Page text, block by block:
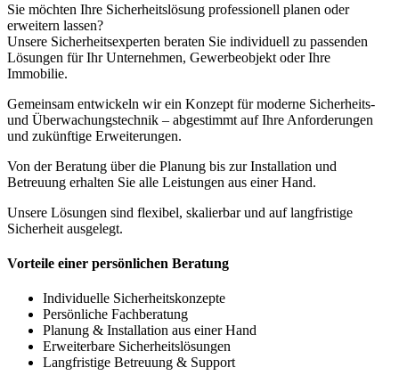
Sie möchten Ihre Sicherheitslösung professionell planen oder
erweitern lassen?
Unsere Sicherheitsexperten beraten Sie individuell zu passenden
Lösungen für Ihr Unternehmen, Gewerbeobjekt oder Ihre
Immobilie.
Gemeinsam entwickeln wir ein Konzept für moderne Sicherheits-
und Überwachungstechnik – abgestimmt auf Ihre Anforderungen
und zukünftige Erweiterungen.
Von der Beratung über die Planung bis zur Installation und
Betreuung erhalten Sie alle Leistungen aus einer Hand.
Unsere Lösungen sind flexibel, skalierbar und auf langfristige
Sicherheit ausgelegt.
Vorteile einer persönlichen Beratung
Individuelle Sicherheitskonzepte
Persönliche Fachberatung
Planung & Installation aus einer Hand
Erweiterbare Sicherheitslösungen
Langfristige Betreuung & Support